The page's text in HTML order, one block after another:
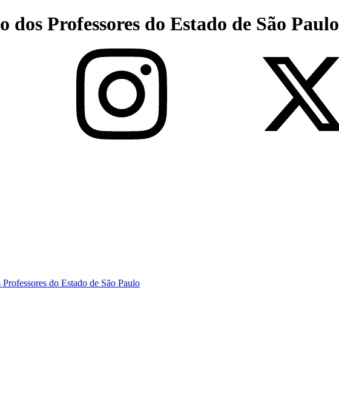
dos Professores do Estado de São Paulo
do Estado de São Paulo